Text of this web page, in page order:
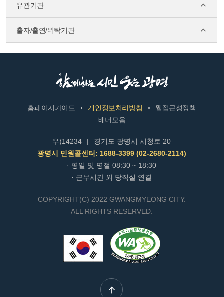
유관기관
출자/출연/위탁기관
홈페이지가이드 개인정보처리방침
웹접근성정책
배너모음
우)14234 |
경기도 광명시 시청로 20
광명시 민원콜센터: 1688-3399 (02-2680-2114)
· 평일 및 명절 08:30 ~ 18:30
· 근무시간 외 당직실 연결
COPYRIGHT(C) 2022 GWANGMYEONG CITY.
ALL RIGHTS RESERVED.